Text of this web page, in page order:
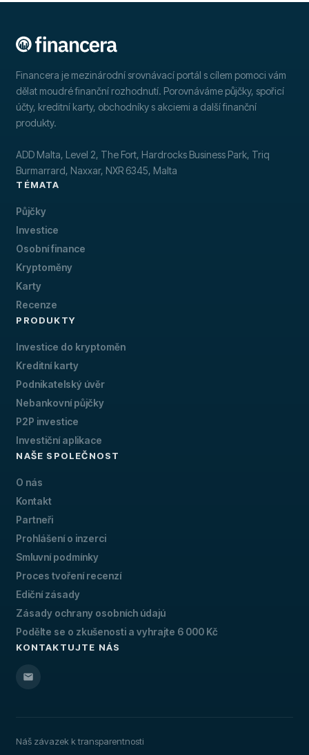
Financera je mezinárodní srovnávací portál s cílem pomoci vám
dělat moudré finanční rozhodnutí. Porovnáváme půjčky, spořicí
účty, kreditní karty, obchodníky s akciemi a další finanční
produkty.
ADD Malta, Level 2, The Fort, Hardrocks Business Park, Triq
Burmarrard, Naxxar, NXR 6345, Malta
TÉMATA
Půjčky
Investice
Osobní finance
Kryptoměny
Karty
Recenze
PRODUKTY
Investice do kryptoměn
Kreditní karty
Podnikatelský úvěr
Nebankovní půjčky
P2P investice
Investiční aplikace
NAŠE SPOLEČNOST
O nás
Kontakt
Partneři
Prohlášení o inzerci
Smluvní podmínky
Proces tvoření recenzí
Ediční zásady
Zásady ochrany osobních údajú
Podělte se o zkušenosti a vyhrajte 6 000 Kč
KONTAKTUJTE NÁS
Náš závazek k transparentnosti